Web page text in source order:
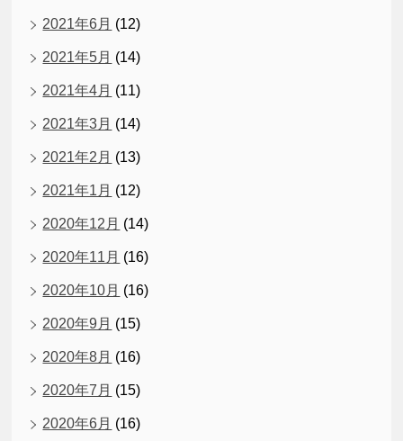
2021年6月 (12)
2021年5月 (14)
2021年4月 (11)
2021年3月 (14)
2021年2月 (13)
2021年1月 (12)
2020年12月 (14)
2020年11月 (16)
2020年10月 (16)
2020年9月 (15)
2020年8月 (16)
2020年7月 (15)
2020年6月 (16)